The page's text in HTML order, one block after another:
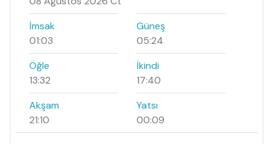
İmsak
01:03
Güneş
05:24
Öğle
13:32
İkindi
17:40
Akşam
21:10
Yatsı
00:09